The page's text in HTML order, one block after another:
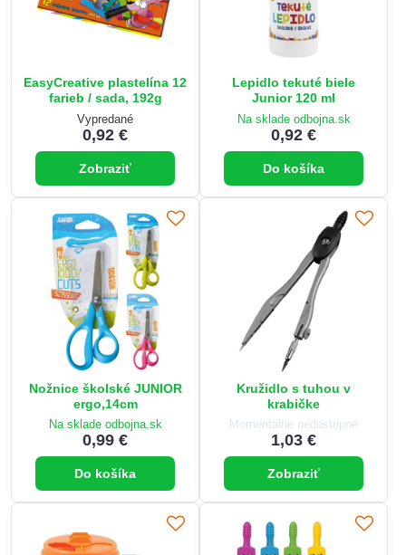
EasyCreative plastelína 12
farieb / sada, 192g
Vypredané
0,92 €
Zobraziť
Lepidlo tekuté biele
Junior 120 ml
Na sklade odbojna.sk
0,92 €
Do košíka
Nožnice školské JUNIOR
ergo,14cm
Na sklade odbojna.sk
0,99 €
Do košíka
Kružidlo s tuhou v
krabičke
Momentálne nedostupné
1,03 €
Zobraziť